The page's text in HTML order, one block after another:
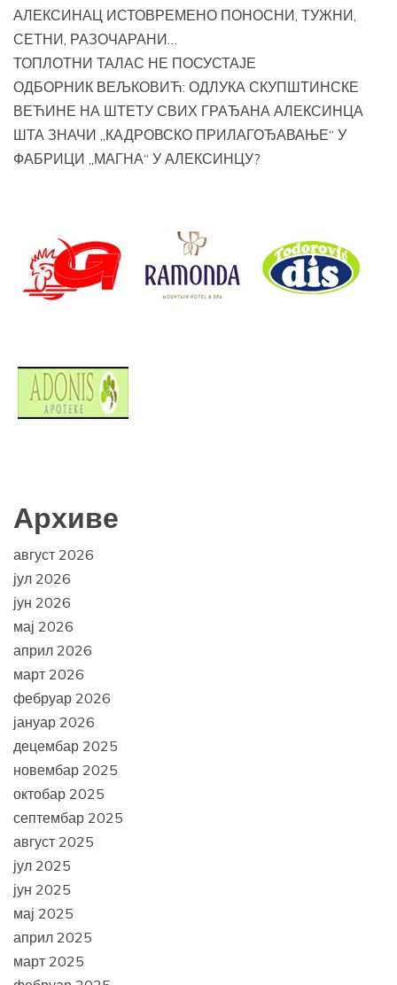
АЛЕКСИНАЦ ИСТОВРЕМЕНО ПОНОСНИ, ТУЖНИ,
СЕТНИ, РАЗОЧАРАНИ…
ТОПЛОТНИ ТАЛАС НЕ ПОСУСТАЈЕ
ОДБОРНИК ВЕЉКОВИЋ: ОДЛУКА СКУПШТИНСКЕ
ВЕЋИНЕ НА ШТЕТУ СВИХ ГРАЂАНА АЛЕКСИНЦА
ШТА ЗНАЧИ „КАДРОВСКО ПРИЛАГОЂАВАЊЕ“ У
ФАБРИЦИ „МАГНА“ У АЛЕКСИНЦУ?
Архиве
август 2026
јул 2026
јун 2026
мај 2026
април 2026
март 2026
фебруар 2026
јануар 2026
децембар 2025
новембар 2025
октобар 2025
септембар 2025
август 2025
јул 2025
јун 2025
мај 2025
април 2025
март 2025